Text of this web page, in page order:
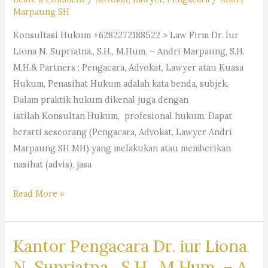
Marpaung SH
Konsultasi Hukum +6282272188522 > Law Firm Dr. Iur
Liona N. Supriatna., S.H., M.Hum. – Andri Marpaung, S.H.
M.H.& Partners : Pengacara, Advokat, Lawyer atau Kuasa
Hukum, Penasihat Hukum adalah kata benda, subjek.
Dalam praktik hukum dikenal juga dengan
istilah Konsultan Hukum, profesional hukum. Dapat
berarti seseorang (Pengacara, Advokat, Lawyer Andri
Marpaung SH MH) yang melakukan atau memberikan
nasihat (advis), jasa
#Pengacara, #Advokat,
Read More »
Kantor Pengacara Dr. iur Liona